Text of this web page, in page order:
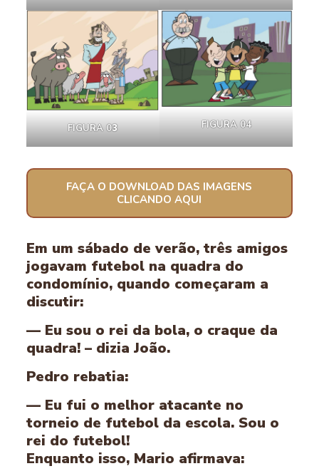
FIGURA 03 FIGURA 04
FAÇA O DOWNLOAD DAS IMAGENS
CLICANDO AQUI
Em um sábado de verão, três amigos
jogavam futebol na quadra do
condomínio, quando começaram a
discutir:
— Eu sou o rei da bola, o craque da
quadra! – dizia João.
Pedro rebatia:
— Eu fui o melhor atacante no
torneio de futebol da escola. Sou o
rei do futebol!
Enquanto isso, Mario afirmava: